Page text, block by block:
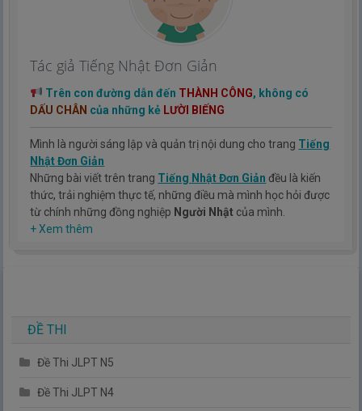
Tác giả Tiếng Nhật Đơn Giản
Trên con đường dẫn đến THÀNH CÔNG, không có
DẤU CHÂN của những kẻ LƯỜI BIẾNG
Mình là người sáng lập và quản trị nội dung cho trang Tiếng
Nhật Đơn Giản
Những bài viết trên trang Tiếng Nhật Đơn Giản đều là kiến
thức, trải nghiệm thực tế, những điều mà mình học hỏi được
từ chính những đồng nghiệp Người Nhật của mình.
Hy vọng rằng kinh nghiệm mà mình có được sẽ giúp các bạn
+ Xem thêm
ĐỀ THI
Đề Thi JLPT N5
Đề Thi JLPT N4